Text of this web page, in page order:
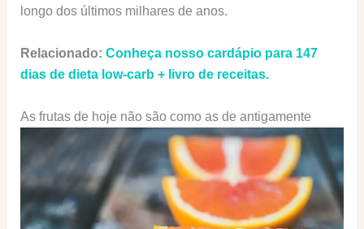
longo dos últimos milhares de anos.
Relacionado: Conheça nosso cardápio para 147
dias de dieta low-carb + livro de receitas.
As frutas de hoje não são como as de antigamente